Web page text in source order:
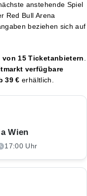
anstehende Spiel
Red Bull Arena
beziehen sich auf
von 15 Ticketanbietern.
verfügbare
39 € erhältlich.
Wien
17:00 Uhr